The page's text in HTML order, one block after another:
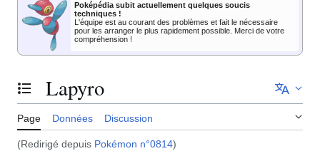
Poképédia subit actuellement quelques soucis
techniques !
L'équipe est au courant des problèmes et fait le nécessaire
pour les arranger le plus rapidement possible. Merci de votre
compréhension !
Basculer la table des matières
Lapyro
Page Données Discussion
(Redirigé depuis Pokémon n°0814)